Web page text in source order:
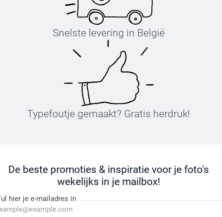
Snelste levering in België
Typefoutje gemaakt? Gratis herdruk!
De beste promoties & inspiratie voor je foto's
wekelijks in je mailbox!
hier je e-mailadres in